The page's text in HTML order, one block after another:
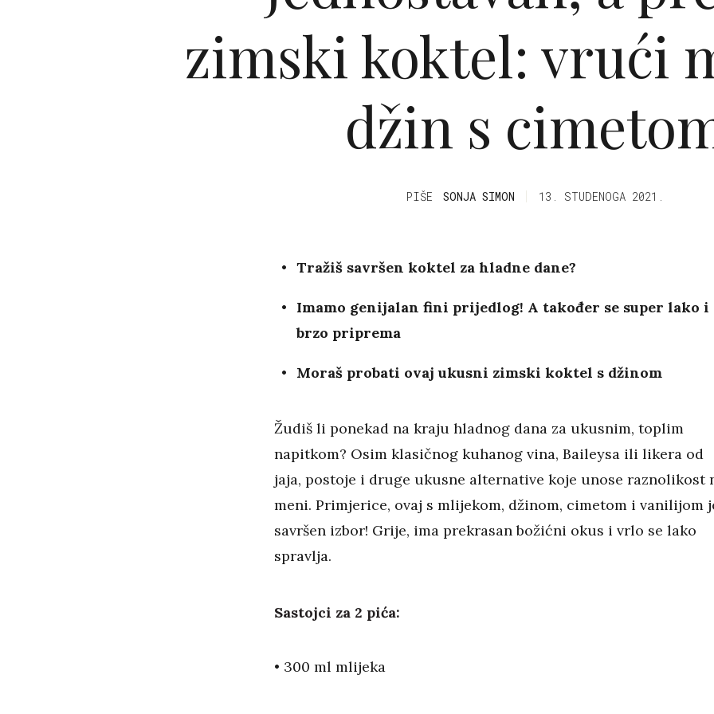
zimski koktel: vrući
džin s
PIŠE SONJA SIMON 13. STUDENOGA 2021.
Tražiš savršen koktel za hladne dane?
Imamo genijalan fini prijedlog! A također se super lako i
brzo priprema
Moraš probati ovaj ukusni zimski koktel s džinom
Žudiš li ponekad na kraju hladnog dana za ukusnim, toplim
napitkom? Osim klasičnog kuhanog vina, Baileysa ili likera od
jaja, postoje i druge ukusne alternative koje unose raznolikost
meni. Primjerice, ovaj s mlijekom, džinom, cimetom i vanilijom
savršen izbor! Grije, ima prekrasan božićni okus i vrlo se lako
spravlja.
Sastojci za 2 pića:
• 300 ml mlijeka